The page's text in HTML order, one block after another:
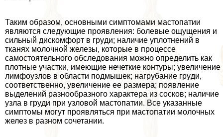
Таким образом, основными симптомами мастопатии
являются следующие проявления: болевые ощущения и
сильный дискомфорт в гpyди; наличие уплотнений в
тканях молочной железы, которые в процессе
самостоятельного обследования можно определить как
плотные участки, имеющие нечеткие контуры; увеличение
лимфоузлов в области подмышек; нагрубание гpyди,
соответственно, увеличение ее размера; появление
выделений разнообразного хаpaктера из сосков; наличие
узла в гpyди при узловой мастопатии. Все указанные
симптомы могут проявляться при мастопатии молочных
желез в разном сочетании.